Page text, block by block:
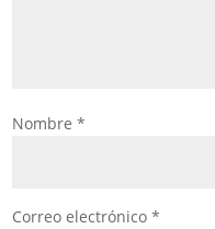
Nombre*
Correo electrónico*